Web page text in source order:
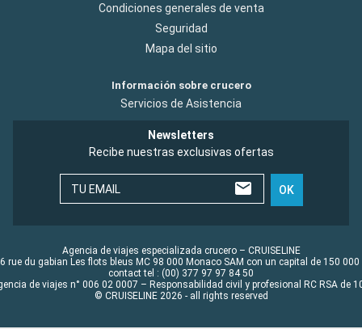
Condiciones generales de venta
Seguridad
Mapa del sitio
Información sobre crucero
Servicios de Asistencia
Newsletters
Recibe nuestras exclusivas ofertas
TU EMAIL OK
Agencia de viajes especializada crucero – CRUISELINE
rue du gabian Les flots bleus MC 98 000 Monaco SAM con un capital de 150 000
contact tel : (00) 377 97 97 84 50
de viajes n° 006 02 0007 – Responsabilidad civil y profesional RC RSA de
© CRUISELINE 2026 - all rights reserved